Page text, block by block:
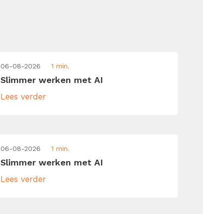
06-08-2026 1 min.
Slimmer werken met AI
Lees verder
06-08-2026 1 min.
Slimmer werken met AI
Lees verder